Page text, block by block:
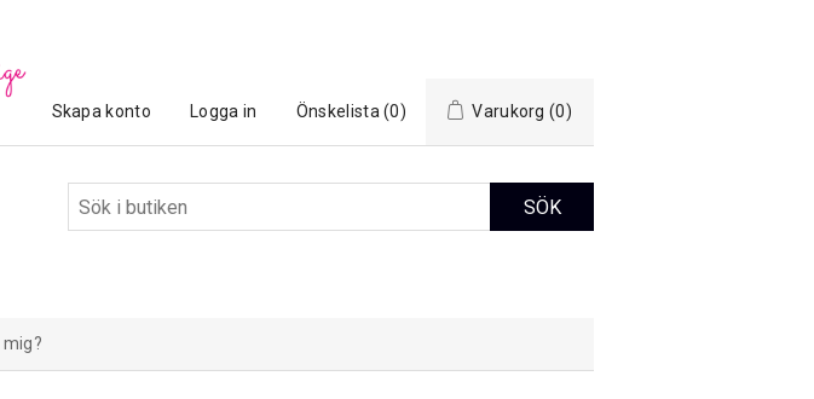
Skapa konto Logga in Önskelista (0) Varukorg (0)
mig?